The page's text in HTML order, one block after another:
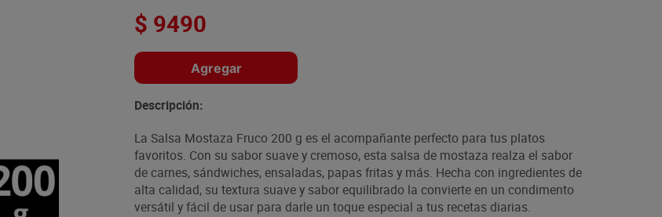
$ 9490
Agregar
Descripción:
La Salsa Mostaza Fruco 200 g es el acompañante perfecto para tus platos
favoritos. Con su sabor suave y cremoso, esta salsa de mostaza realza el sabor
de carnes, sándwiches, ensaladas, papas fritas y más. Hecha con ingredientes de
alta calidad, su textura suave y sabor equilibrado la convierte en un condimento
versátil y fácil de usar para darle un toque especial a tus recetas diarias.